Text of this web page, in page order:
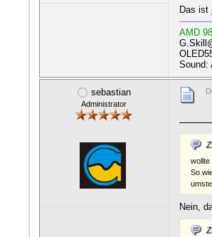
Das ist
AMD
Sound:
sebastian
Administrator
So
Nein,